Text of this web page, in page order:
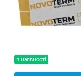
в наявності